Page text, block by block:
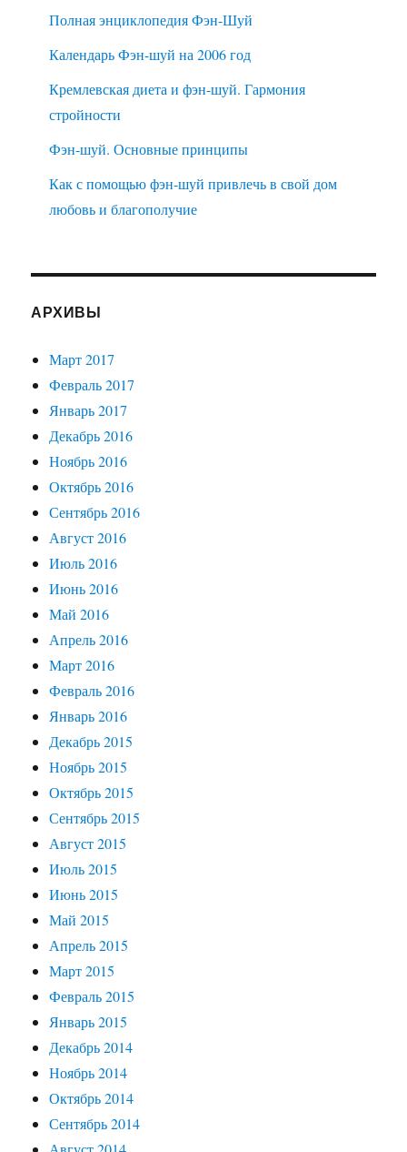
Полная энциклопедия Фэн-Шуй
Календарь Фэн-шуй на 2006 год
Кремлевская диета и фэн-шуй. Гармония
стройности
Фэн-шуй. Основные принципы
Как с помощью фэн-шуй привлечь в свой дом
любовь и благополучие
АРХИВЫ
Март 2017
Февраль 2017
Январь 2017
Декабрь 2016
Ноябрь 2016
Октябрь 2016
Сентябрь 2016
Август 2016
Июль 2016
Июнь 2016
Май 2016
Апрель 2016
Март 2016
Февраль 2016
Январь 2016
Декабрь 2015
Ноябрь 2015
Октябрь 2015
Сентябрь 2015
Август 2015
Июль 2015
Июнь 2015
Май 2015
Апрель 2015
Март 2015
Февраль 2015
Январь 2015
Декабрь 2014
Ноябрь 2014
Октябрь 2014
Сентябрь 2014